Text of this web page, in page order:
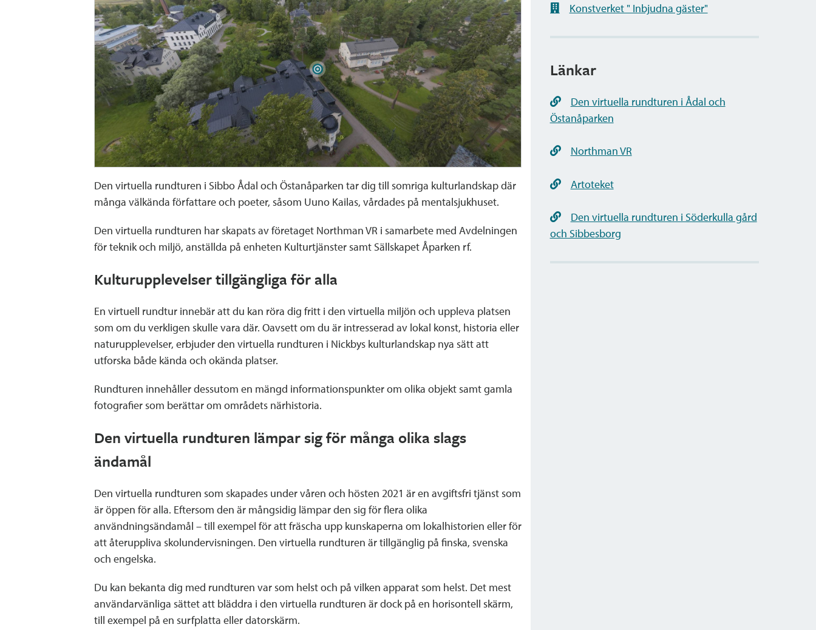
Den virtuella rundturen i Sibbo Ådal och Östanåparken tar dig till somriga kulturlandskap där
många välkända författare och poeter, såsom Uuno Kailas, vårdades på mentalsjukhuset.
Den virtuella rundturen har skapats av företaget Northman VR i samarbete med Avdelningen
för teknik och miljö, anställda på enheten Kulturtjänster samt Sällskapet Åparken rf.
Kulturupplevelser tillgängliga för alla
En virtuell rundtur innebär att du kan röra dig fritt i den virtuella miljön och uppleva platsen
som om du verkligen skulle vara där. Oavsett om du är intresserad av lokal konst, historia eller
naturupplevelser, erbjuder den virtuella rundturen i Nickbys kulturlandskap nya sätt att
utforska både kända och okända platser.
Rundturen innehåller dessutom en mängd informationspunkter om olika objekt samt gamla
fotografier som berättar om områdets närhistoria.
Den virtuella rundturen lämpar sig för många olika slags
ändamål
Den virtuella rundturen som skapades under våren och hösten 2021 är en avgiftsfri tjänst som
är öppen för alla. Eftersom den är mångsidig lämpar den sig för flera olika
användningsändamål – till exempel för att fräscha upp kunskaperna om lokalhistorien eller för
att återuppliva skolundervisningen. Den virtuella rundturen är tillgänglig på finska, svenska
och engelska.
Du kan bekanta dig med rundturen var som helst och på vilken apparat som helst. Det mest
användarvänliga sättet att bläddra i den virtuella rundturen är dock på en horisontell skärm,
till exempel på en surfplatta eller datorskärm.
Konstverket " Inbjudna gäster"
Länkar
Den virtuella rundturen i Ådal och
Östanåparken
Northman VR
Artoteket
Den virtuella rundturen i Söderkulla gård
och Sibbesborg